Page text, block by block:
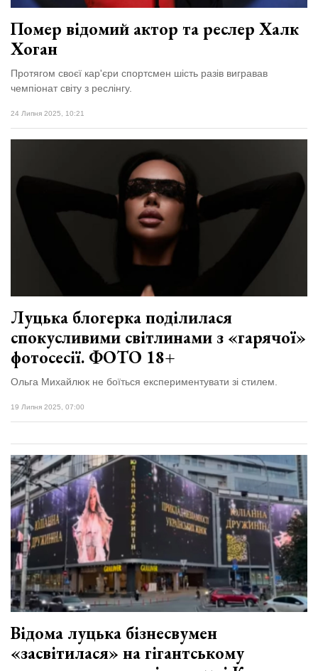
Помер відомий актор та реслер Халк
Хоган
Протягом своєї кар'єри спортсмен шість разів вигравав
чемпіонат світу з реслінгу.
24 Липня 2025, 10:21
Луцька блогерка поділилася
спокусливими світлинами з «гарячої»
фотосесії. ФОТО 18+
Ольга Михайлюк не боїться експериментувати зі стилем.
19 Липня 2025, 07:00
Відома луцька бізнесвумен
«засвітилася» на гігантському